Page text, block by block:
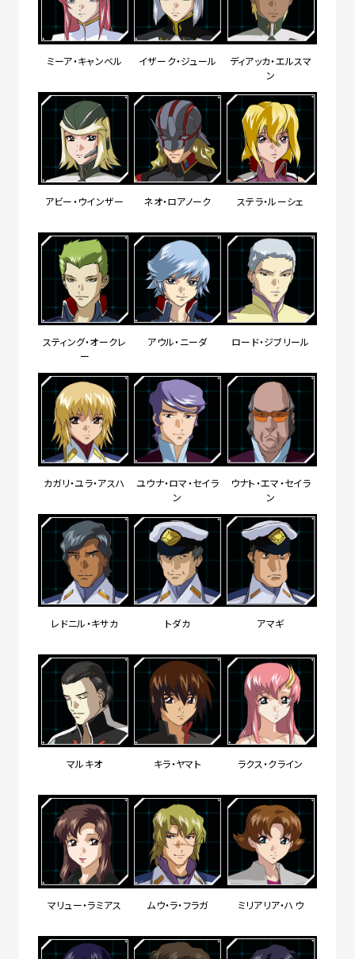
ミーア・キャンベル イザーク・ジュール
ディアッカ・エルスマ
ン
アビー・ウインザー ネオ・ロアノーク ステラ・ルーシェ
スティング・オークレ
ー
アウル・ニーダ ロード・ジブリール
カガリ・ユラ・アスハ
ユウナ・ロマ・セイラ
ン
ウナト・エマ・セイラ
ン
レドニル・キサカ トダカ アマギ
マルキオ キラ・ヤマト ラクス・クライン
マリュー・ラミアス ムウ・ラ・フラガ ミリアリア・ハウ